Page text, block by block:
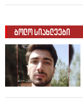
ბოლო სიახლეები